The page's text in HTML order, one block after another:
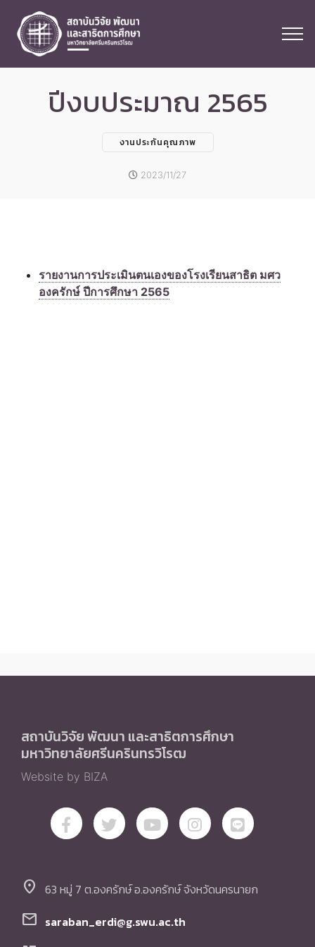
ปีงบประมาณ 2565
งานประกันคุณภาพ
2023/11/27
รายงานการประเมินตนเองของโรงเรียนสาธิต มศว
องครักษ์ ปีการศึกษา 2565
สถาบันวิจัย พัฒนา และสาธิตการศึกษา
มหาวิทยาลัยศรีนครินทรวิโรฒ
Website by BIZA
location_on 63 หมู่ 7 ต.องครักษ์ อ.องครักษ์ จังหวัดนครนายก
mail saraban_erdi@g.swu.ac.th